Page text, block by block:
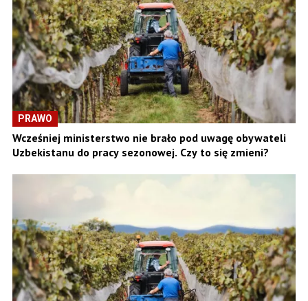
PRAWO
Wcześniej ministerstwo nie brało pod uwagę obywateli
Uzbekistanu do pracy sezonowej. Czy to się zmieni?